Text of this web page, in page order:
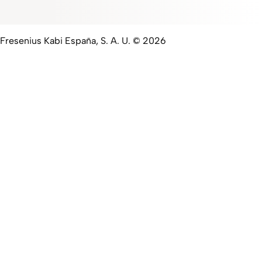
Fresenius Kabi España, S. A. U. © 2026